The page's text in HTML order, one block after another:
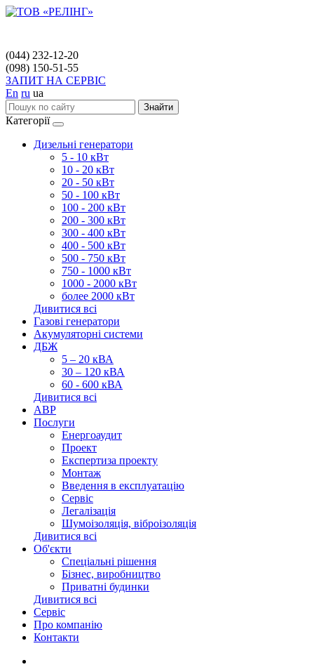
(044) 232-12-20
(098) 150-51-55
ЗАПИТ НА СЕРВІС
En ru ua
Знайти
Категорії
Дизельні генератори
5 - 10 кВт
10 - 20 кВт
20 - 50 кВт
50 - 100 кВт
100 - 200 кВт
200 - 300 кВт
300 - 400 кВт
400 - 500 кВт
500 - 750 кВт
750 - 1000 кВт
1000 - 2000 кВт
более 2000 кВт
Дивитися всі
Газові генератори
Акумуляторні системи
ДБЖ
5 – 20 кВА
30 – 120 кВА
60 - 600 кВА
Дивитися всі
АВР
Послуги
Енергоаудит
Проект
Експертиза проекту
Монтаж
Введення в експлуатацію
Сервіс
Легалізація
Шумоізоляція, віброізоляція
Дивитися всі
Об'єкти
Спеціальні рішення
Бізнес, виробництво
Приватні будинки
Дивитися всі
Сервіс
Про компанію
Контакти